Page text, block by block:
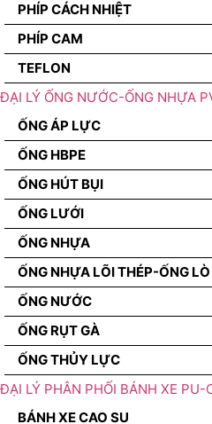
PHÍP CÁCH NHIỆT
PHÍP CAM
TEFLON
ĐẠI LÝ ỐNG NƯỚC-ỐNG NHỰA
ỐNG ÁP LỰC
ỐNG HBPE
ỐNG HÚT BỤI
ỐNG LƯỚI
ỐNG NHỰA
ỐNG NHỰA LÕI THÉP-ỐNG LÒ
ỐNG NƯỚC
ỐNG RỤT GÀ
ỐNG THỦY LỰC
ĐẠI LÝ PHÂN PHỐI BÁNH XE PU-
BÁNH XE CAO SU